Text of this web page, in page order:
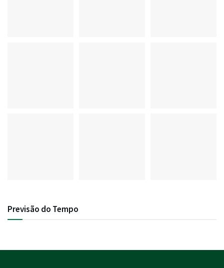
Previsão do Tempo